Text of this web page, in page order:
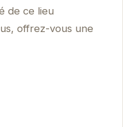
de ce lieu
offrez-vous une